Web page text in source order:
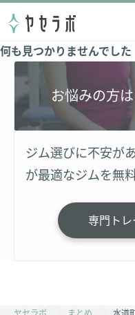
何も見つかりませんでした
お悩みの方
ジム選びに不安が
が最適なジムを無
専門ト